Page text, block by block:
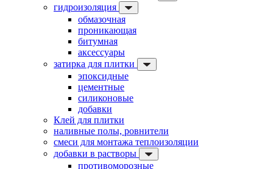
гидроизоляция
обмазочная
проникающая
битумная
аксессуары
затирка для плитки
эпоксидные
цементные
силиконовые
добавки
Клей для плитки
наливные полы, ровнители
смеси для монтажа теплоизоляции
добавки в растворы
противоморозные